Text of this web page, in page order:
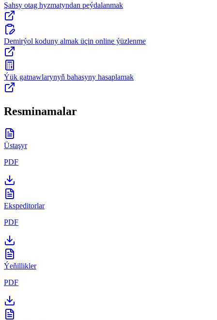
Şahsy otag hyzmatyndan peýdalanmak
Demirýol koduny almak üçin online ýüzlenme
Ýük gatnawlarynyň bahasyny hasaplamak
Resminamalar
Üstaşyr
PDF
Ekspeditorlar
PDF
Ýeňillikler
PDF